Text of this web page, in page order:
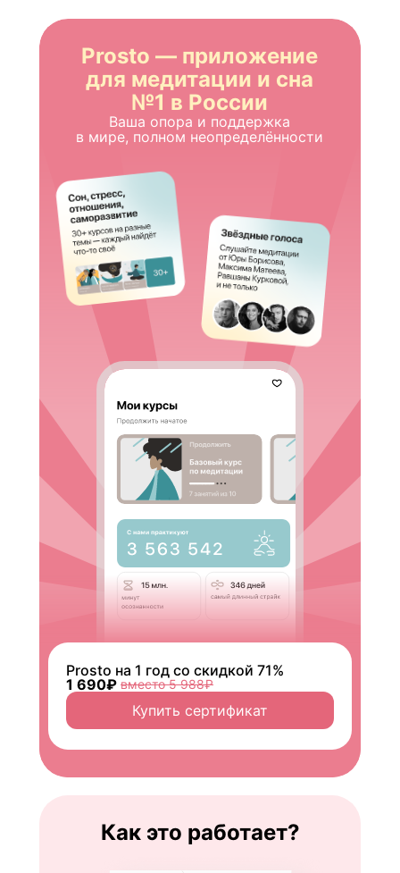
Prosto — приложение
для медитации и сна
№1 в России
Ваша опора и поддержка
в мире, полном неопределённости
Prosto на 1 год со скидкой 71%
1 690₽ вместо 5 988₽
Купить сертификат
Как это работает?